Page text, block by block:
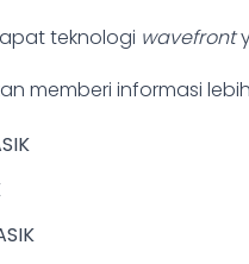
teknologi wavefront
memberi informasi